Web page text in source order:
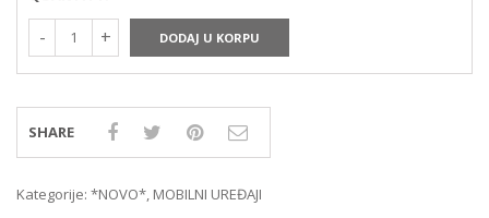
DODAJ U KORPU
SHARE
Kategorije: *NOVO*, MOBILNI UREĐAJI